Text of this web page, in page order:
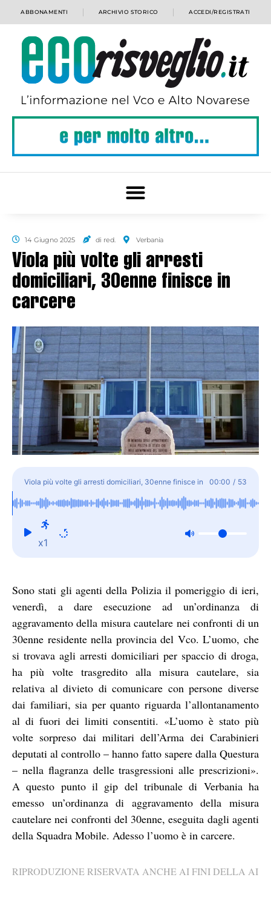
ABBONAMENTI ARCHIVIO STORICO ACCEDI/REGISTRATI
14 Giugno 2025 di red. Verbania
Viola più volte gli arresti
domiciliari, 30enne finisce in
carcere
Viola più volte gli arresti domiciliari, 30enne finisce in
carcere
00:00 / 53
x1
Sono stati gli agenti della Polizia il pomeriggio di ieri,
venerdì, a dare esecuzione ad un’ordinanza di
aggravamento della misura cautelare nei confronti di un
30enne residente nella provincia del Vco. L’uomo, che
si trovava agli arresti domiciliari per spaccio di droga,
ha più volte trasgredito alla misura cautelare, sia
relativa al divieto di comunicare con persone diverse
dai familiari, sia per quanto riguarda l’allontanamento
al di fuori dei limiti consentiti. «L’uomo è stato più
volte sorpreso dai militari dell’Arma dei Carabinieri
deputati al controllo – hanno fatto sapere dalla Questura
– nella flagranza delle trasgressioni alle prescrizioni».
A questo punto il gip del tribunale di Verbania ha
emesso un’ordinanza di aggravamento della misura
cautelare nei confronti del 30enne, eseguita dagli agenti
della Squadra Mobile. Adesso l’uomo è in carcere.
RIPRODUZIONE RISERVATA ANCHE AI FINI DELLA AI